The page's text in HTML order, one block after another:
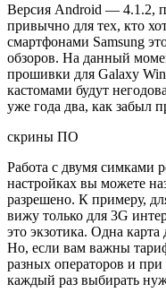
Версия Android — 4.1.2,
привычно для тех, кто
смартфонами Samsung
обзоров. На данный
прошивки для Galaxy
кастомами будут
уже года два, как забыл
скрины ПО
Работа с двумя симками
настройках вы можете
разрешено. К примеру,
вижу только для 3G
это экзотика. Одна карта
Но, если вам важны
разных операторов и
каждый раз выбирать